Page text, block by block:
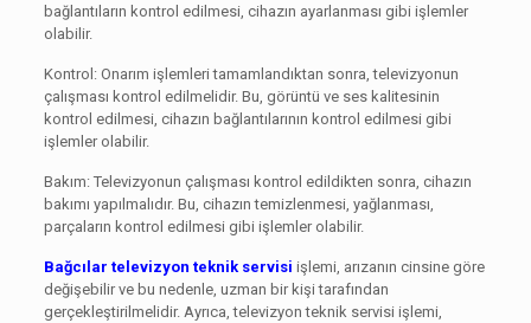
bağlantıların kontrol edilmesi, cihazın ayarlanması gibi işlemler
olabilir.
Kontrol: Onarım işlemleri tamamlandıktan sonra, televizyonun
çalışması kontrol edilmelidir. Bu, görüntü ve ses kalitesinin
kontrol edilmesi, cihazın bağlantılarının kontrol edilmesi gibi
işlemler olabilir.
Bakım: Televizyonun çalışması kontrol edildikten sonra, cihazın
bakımı yapılmalıdır. Bu, cihazın temizlenmesi, yağlanması,
parçaların kontrol edilmesi gibi işlemler olabilir.
Bağcılar televizyon teknik servisi işlemi, arızanın cinsine göre
değişebilir ve bu nedenle, uzman bir kişi tarafından
gerçekleştirilmelidir. Ayrıca, televizyon teknik servisi işlemi,